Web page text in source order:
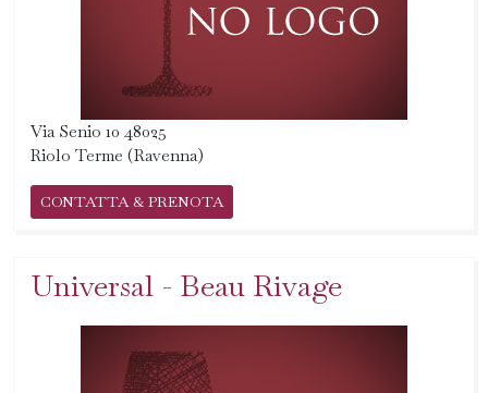
Via Senio 10 48025
Riolo Terme (Ravenna)
CONTATTA & PRENOTA
Universal - Beau Rivage